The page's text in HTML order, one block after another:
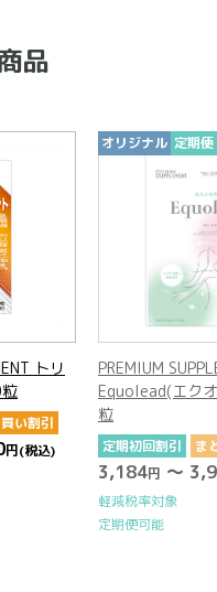
品
ド) 120
買い割引
オリジナル 定期
PREMIUM
プルタブレッ
定期初回割引
3,184円～
軽減税率対象
定期便可能